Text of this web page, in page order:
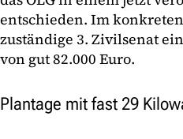
entschieden. Im
zuständige 3. Zivilsenat
von gut 82.000 Euro.
Plantage mit fast 29